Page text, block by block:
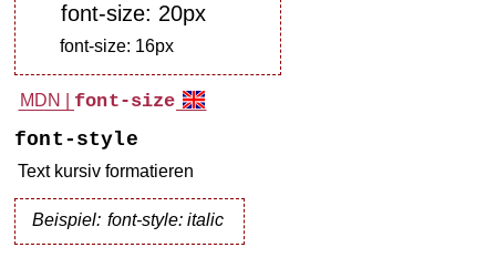
font-size: 20px
font-size: 16px
MDN | font-size
font-style
Text kursiv formatieren
Beispiel: font-style: italic